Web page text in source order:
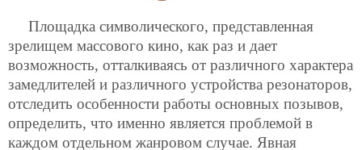
Площадка символического, представленная
зрелищем массового кино, как раз и дает
возможность, отталкиваясь от различного характера
замедлителей и различного устройства резонаторов,
отследить особенности работы основных позывов,
определить, что именно является проблемой в
каждом отдельном жанровом случае. Явная